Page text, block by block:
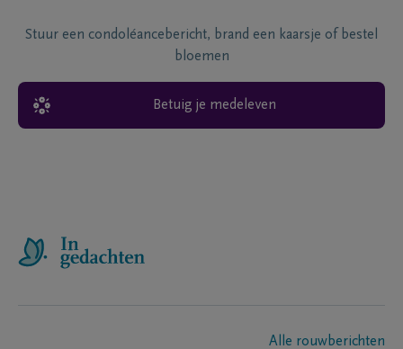
Stuur een condoléancebericht, brand een kaarsje of bestel
bloemen
Betuig je medeleven
Alle rouwberichten